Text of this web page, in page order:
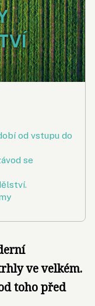
od vstupu do
se
ve velkém.
toho před